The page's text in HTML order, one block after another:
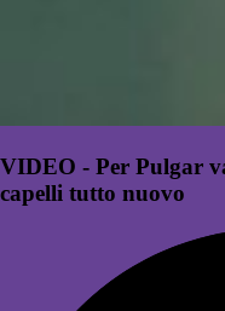
VIDEO - Per Pulgar
capelli tutto nuovo